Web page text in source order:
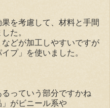
を考慮して、材料と手間
た。
どが加工しやすいですが
プ」を使いました。
っていう部分ですかね
がビニール系や